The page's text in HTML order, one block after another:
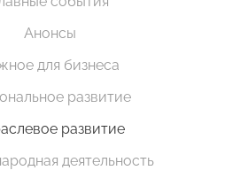
Анонсы
для бизнеса
развитие
развитие
деятельность